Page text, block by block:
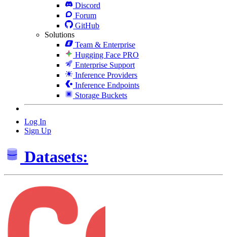
Discord
Forum
GitHub
Solutions
Team & Enterprise
Hugging Face PRO
Enterprise Support
Inference Providers
Inference Endpoints
Storage Buckets
Log In
Sign Up
Datasets: